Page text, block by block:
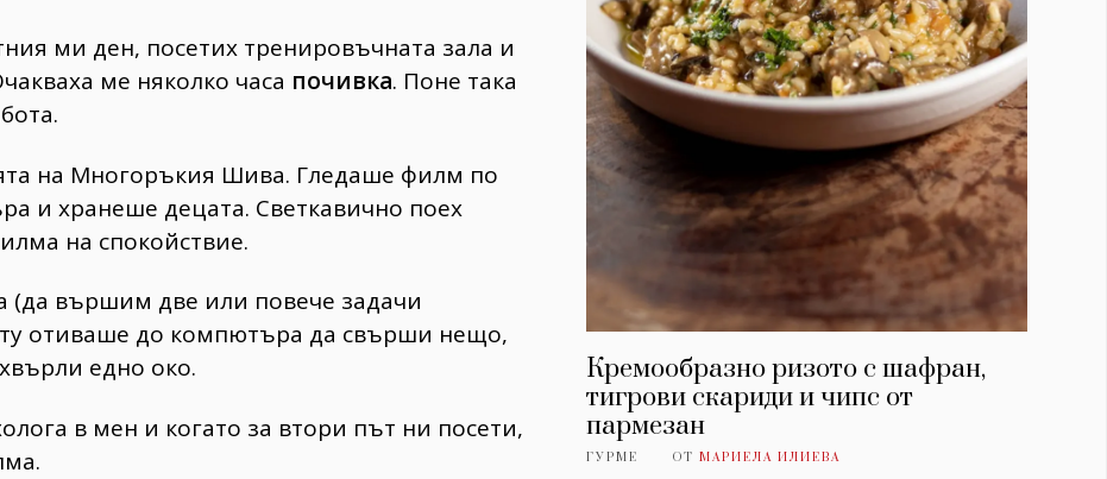
ми ден, посетих тренировъчната зала и
ме няколко часа почивка. Поне така
на Многоръкия Шива. Гледаше филм по
и хранеше децата. Светкавично поех
на спокойствие.
(да вършим две или повече задачи
отиваше до компютъра да свърши нещо,
едно око.
в мен и когато за втори път ни посети,
Кремообразно ризото с шафран,
тигрови скариди и чипс от
пармезан
ГУРМЕ ОТ МАРИЕЛА ИЛИЕВА